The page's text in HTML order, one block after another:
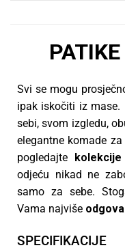
Svi se mogu
ipak iskočiti iz
sebi, svom izgledu,
elegantne komade
pogledajte
kolekcije
odjeću nikad ne
samo za sebe.
Vama najviše
SPECIFIKACIJE